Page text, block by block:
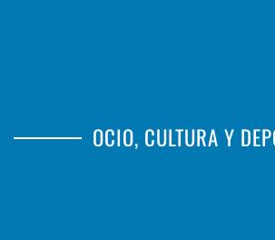
OCIO, CULTURA Y